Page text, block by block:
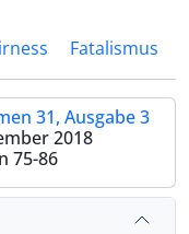
Fatalismus
31, Ausgabe 3
2018
75-86